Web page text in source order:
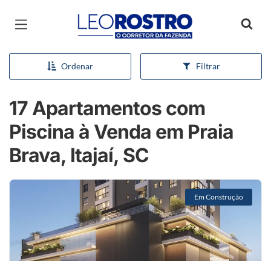
Página inicial
Ordenar Filtrar
17 Apartamentos com
Piscina à Venda em Praia
Brava, Itajaí, SC
Em Construção